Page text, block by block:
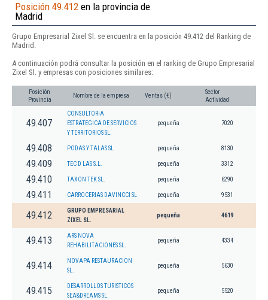
Posición 49.412 en la provincia de
Madrid
Grupo Empresarial Zixel Sl. se encuentra en la posición 49.412 del Ranking de
Madrid.
A continuación podrá consultar la posición en el ranking de Grupo Empresarial
Zixel Sl. y empresas con posiciones similares:
Posición
Provincia
Nombre de la empresa Ventas (€)
Sector
Actividad
49.407
CONSULTORIA
ESTRATEGICA DE SERVICIOS
Y TERRITORIOS SL.
pequeña 7020
49.408 PODAS Y TALAS SL pequeña 8130
49.409 TEC D LAS S.L. pequeña 3312
49.410 TAXON TEK SL. pequeña 6290
49.411 CARROCERIAS DAVINCCI SL pequeña 9531
49.412
GRUPO EMPRESARIAL
ZIXEL SL.
pequeña 4619
49.413
ARS NOVA
REHABILITACIONES SL.
pequeña 4334
49.414
NOVAPA RESTAURACION
SL.
pequeña 5630
49.415
DESARROLLOS TURISTICOS
SEA&DREAMS SL.
pequeña 5520